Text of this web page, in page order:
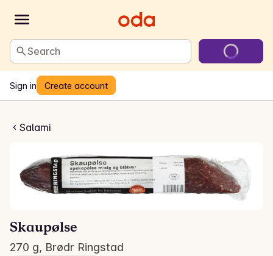
Search
Sign in Create account
Salami
Skaupølse
270 g, Brødr Ringstad